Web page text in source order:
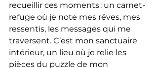
recueillir ces moments : un carnet-
refuge où je note mes rêves, mes
ressentis, les messages qui me
traversent. C’est mon sanctuaire
intérieur, un lieu où je relie les
pièces du puzzle de mon